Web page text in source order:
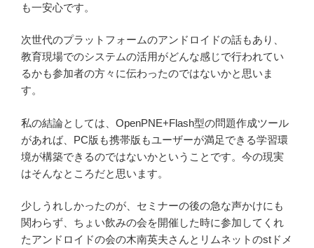
も一安心です。
次世代のプラットフォームのアンドロイドの話もあり、
教育現場でのシステムの活用がどんな感じで行われてい
るかも参加者の方々に伝わったのではないかと思いま
す。
私の結論としては、OpenPNE+Flash型の問題作成ツール
があれば、PC版も携帯版もユーザーが満足できる学習環
境が構築できるのではないかということです。今の現実
はそんなところだと思います。
少しうれしかったのが、セミナーの後の急な声かけにも
関わらず、ちょい飲みの会を開催した時に参加してくれ
たアンドロイドの会の木南英夫さんとリムネットのstドメ